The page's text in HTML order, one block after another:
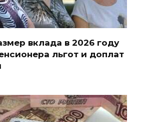
вклада в 2026 году
льгот и доплат